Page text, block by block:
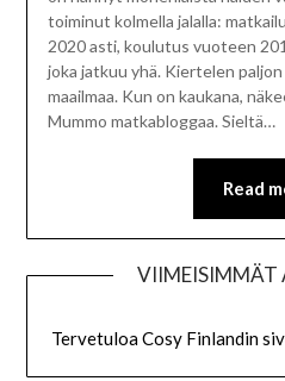
toiminut kolmella jalalla:
2020 asti, koulutus vuoteen
joka jatkuu yhä. Kiertelen
maailmaa. Kun on kaukana,
Mummo matkabloggaa. Sieltä…
Read
VIIMEISIMMÄT
Tervetuloa Cosy Finlandin